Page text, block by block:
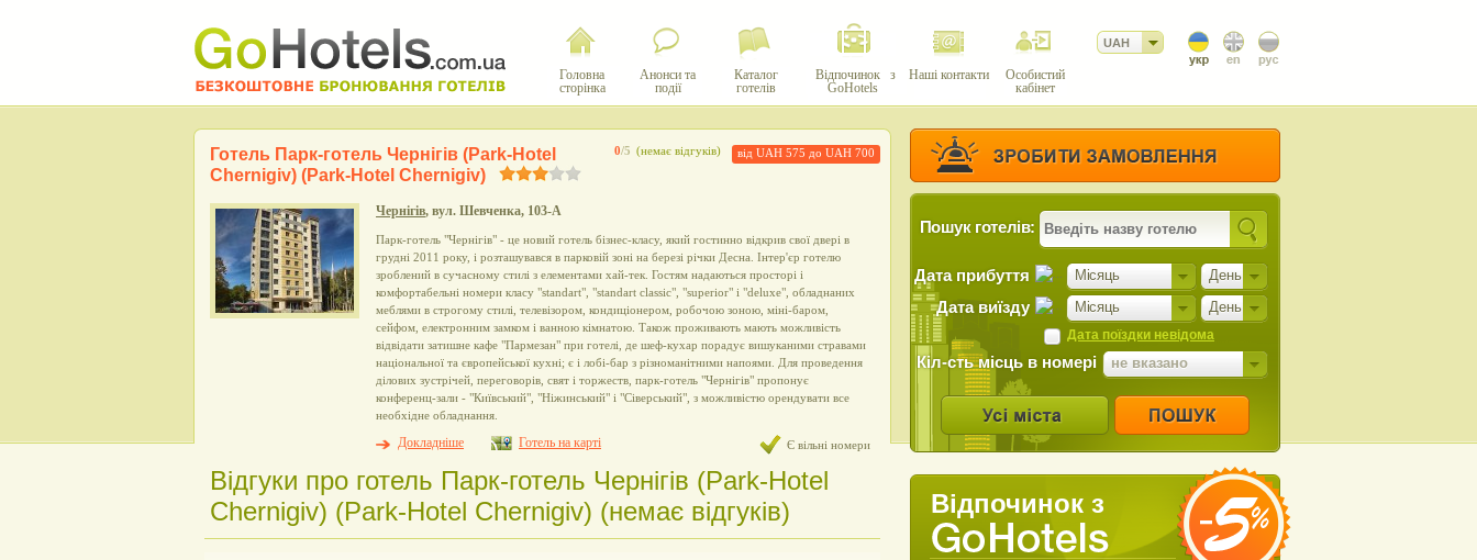
Головна
сторінка
Анонси та
події
Каталог
готелів
Відпочинок з
GoHotels
Наші контакти
Особистий
кабінет
UAH
0/5 (немає відгуків) від UAH 575 до UAH 700
Готель Парк-готель Чернігів (Park-Hotel
Chernigiv) (Park-Hotel Chernigiv)
Чернігів, вул. Шевченка, 103-А
Парк-готель "Чернігів" - це новий готель бізнес-класу, який гостинно відкрив свої двері в
грудні 2011 року, і розташувався в парковій зоні на березі річки Десна. Інтер'єр готелю
зроблений в сучасному стилі з елементами хай-тек. Гостям надаються просторі і
комфортабельні номери класу "standart", "standart classic", "superior" і "deluxe", обладнаних
меблями в строгому стилі, телевізором, кондиціонером, робочою зоною, міні-баром,
сейфом, електронним замком і ванною кімнатою. Також проживають мають можливість
відвідати затишне кафе "Пармезан" при готелі, де шеф-кухар порадує вишуканими стравами
національної та європейської кухні; є і лобі-бар з різноманітними напоями. Для проведення
ділових зустрічей, переговорів, свят і торжеств, парк-готель "Чернігів" пропонує
конференц-зали - "Київський", "Ніжинський" і "Сіверський", з можливістю орендувати все
необхідне обладнання.
Докладніше Готель на карті Є вільні номери
Відгуки про готель Парк-готель Чернігів (Park-Hotel
Chernigiv) (Park-Hotel Chernigiv) (немає відгуків)
Пошук готелів:
Місяць День
Дата прибуття
Місяць День
Дата виїзду
Дата поїздки невідома
Кіл-сть місць в номері не вказано
Відпочинок з